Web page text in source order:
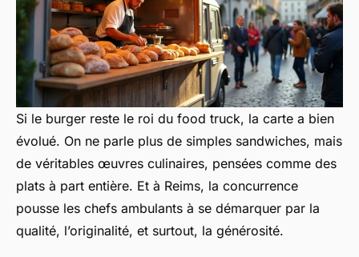
Si le burger reste le roi du food truck, la carte a bien
évolué. On ne parle plus de simples sandwiches, mais
de véritables œuvres culinaires, pensées comme des
plats à part entière. Et à Reims, la concurrence
pousse les chefs ambulants à se démarquer par la
qualité, l’originalité, et surtout, la générosité.